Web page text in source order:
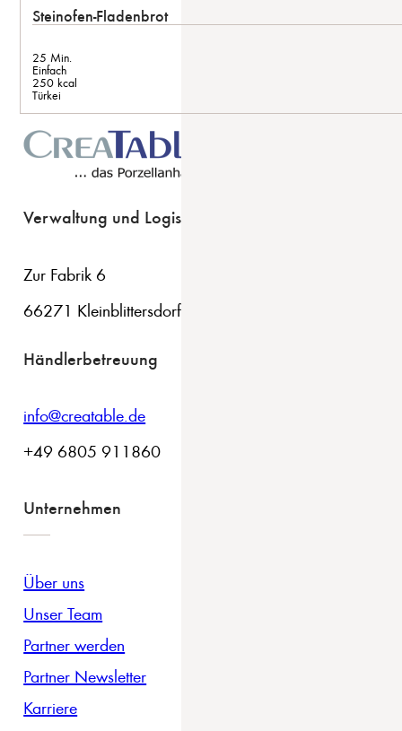
Steinofen-Fladenbrot
25 Min.
Einfach
250 kcal
Türkei
Verwaltung und Logistik
Zur Fabrik 6
66271 Kleinblittersdorf
Händlerbetreuung
info@creatable.de
+49 6805 911860
Unternehmen
Über uns
Unser Team
Partner werden
Partner Newsletter
Karriere